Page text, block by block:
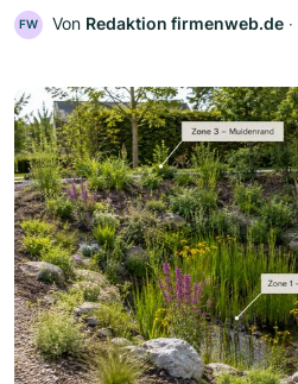
FW Von Redaktion firmenweb.de ‧